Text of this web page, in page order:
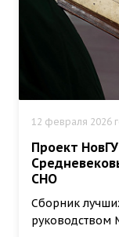
12 февраля 2026
Проект
СНО
Сборник
руководством